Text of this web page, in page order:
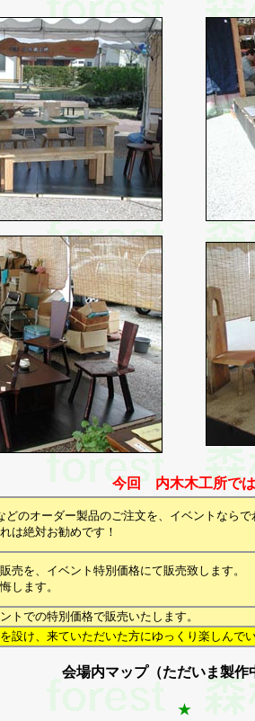
今回 内木木工所では
どのオーダー製品のご注文を、イベントならで
は絶対お勧めです！
売を、イベント特別価格にて販売致します。
します。
トでの特別価格で販売いたします。
設け、来ていただいた方にゆっくり楽しんでい
会場内マップ（ただいま製作
★